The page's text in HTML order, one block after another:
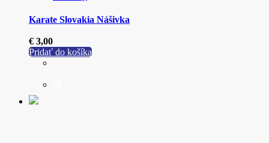
Karate Slovakia Nášivka
€ 3,00
Pridať do košíka